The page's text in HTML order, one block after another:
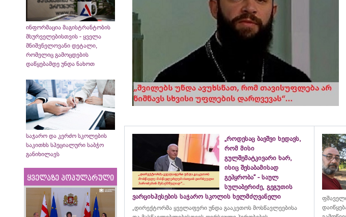
ინფორმაცია მაგისტრანტობის
მსურველებისთვის - ყველა
მნიშვნელოვანი დეტალი,
რომელიც გამოცდების
დაწყებამდე უნდა ნახოთ
საჯარო და კერძო სკოლების
საკითხს სპეციალური საბჭო
განიხილავს
ყველაზე პოპულარული
„როდესაც ბავშვი ხედავს,
რომ მისი
გულშემატკივარი ხარ,
ისიც შესაბამისად
გეპყრობა“ - საულ
სულაბერიძე, გეგუთის
ვარციხჰესების საჯარო სკოლის ხელმძღვანელი
„დირექტორმა ყველაფერი უნდა გააკეთოს მოსწავლეებისა